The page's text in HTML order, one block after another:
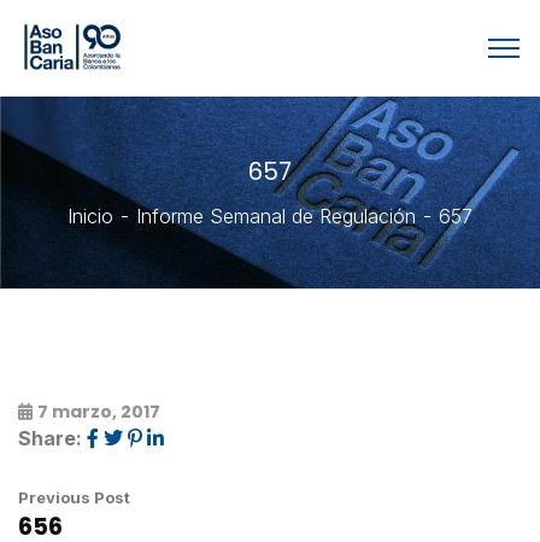
657
Inicio Informe Semanal de Regulación 657
7 marzo, 2017
Share:
Previous Post
656